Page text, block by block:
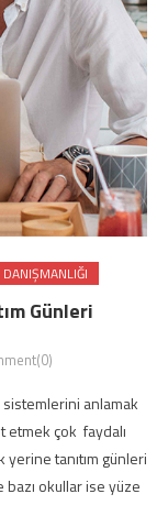
Günleri
sistemlerini anlamak
etmek çok faydalı
tanıtım günleri
bazı okullar ise yüze